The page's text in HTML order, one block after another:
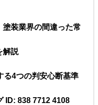
装業界の間違った常
解説
4つの判安心断基準
ID: 838 7712 4108